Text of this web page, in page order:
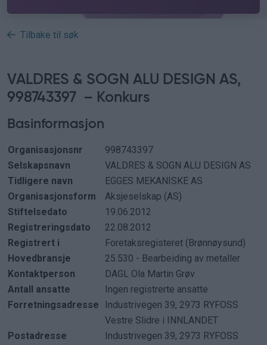
Tilbake til søk
VALDRES & SOGN ALU DESIGN AS,
998743397 – Konkurs
Basinformasjon
Organisasjonsnr
998743397
Selskapsnavn
VALDRES & SOGN ALU DESIGN AS
Tidligere navn
EGGES MEKANISKE AS
Organisasjonsform
Aksjeselskap (AS)
Stiftelsedato
19.06.2012
Registreringsdato
22.08.2012
Registrert i
Foretaksregisteret (Brønnøysund)
Hovedbransje
25.530 - Bearbeiding av metaller
Kontaktperson
DAGL Ola Martin Grøv
Antall ansatte
Ingen registrerte ansatte
Forretningsadresse
Industrivegen 39, 2973 RYFOSS
Vestre Slidre i INNLANDET
Postadresse
Industrivegen 39, 2973 RYFOSS